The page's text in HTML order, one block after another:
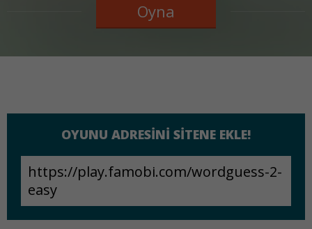
Oyna
OYUNU ADRESINI SITENE EKLE!